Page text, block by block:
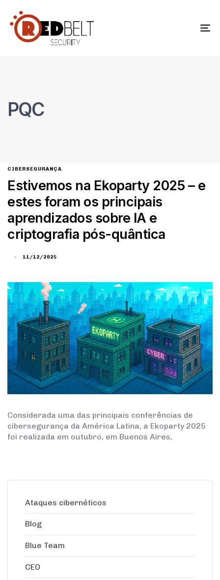
PQC
CIBERSEGURANÇA
Estivemos na Ekoparty 2025 – e
estes foram os principais
aprendizados sobre IA e
criptografia pós-quântica
11/12/2025
Considerada uma das principais conferências de
cibersegurança da América Latina, a Ekoparty 2025
foi realizada em outubro, em Buenos Aires,
Ataques cibernéticos
Blog
Blue Team
CEO